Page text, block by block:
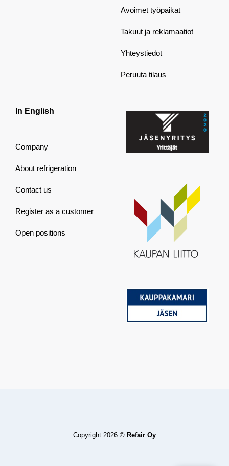
Avoimet työpaikat
Takuut ja reklamaatiot
Yhteystiedot
Peruuta tilaus
In English
Company
About refrigeration
Contact us
Register as a customer
Open positions
Copyright 2026 © Refair Oy